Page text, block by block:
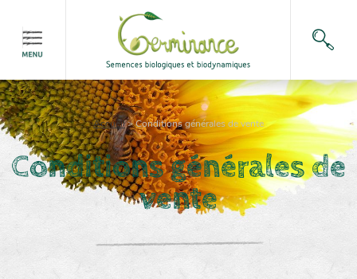
Accueil>Conditions générales de vente
Conditions générales de
vente